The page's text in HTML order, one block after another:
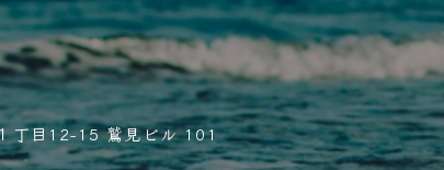
丁目12-15 鷲見ビル 101